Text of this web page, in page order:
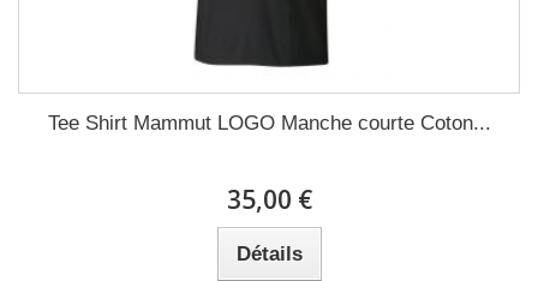
Tee Shirt Mammut LOGO Manche courte Coton...
35,00 €
Détails